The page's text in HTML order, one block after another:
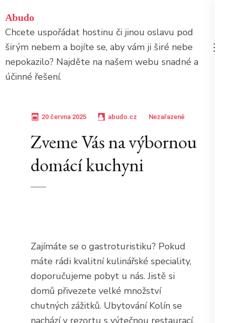
na
obsah
(stiskněte
Enter)
Abudo
Chcete uspořádat hostinu či jinou oslavu pod
širým nebem a bojíte se, aby vám ji širé nebe
nepokazilo? Najděte na našem webu snadné a
účinné řešení.
20 června 2025 abudo.cz Nezařazené
Zveme Vás na výbornou
domácí kuchyni
Zajímáte se o gastroturistiku? Pokud
máte rádi kvalitní kulinářské speciality,
doporučujeme pobyt u nás. Jistě si
domů přivezete velké množství
chutných zážitků. Ubytování Kolín se
nachází v rezortu s výtečnou restaurací,